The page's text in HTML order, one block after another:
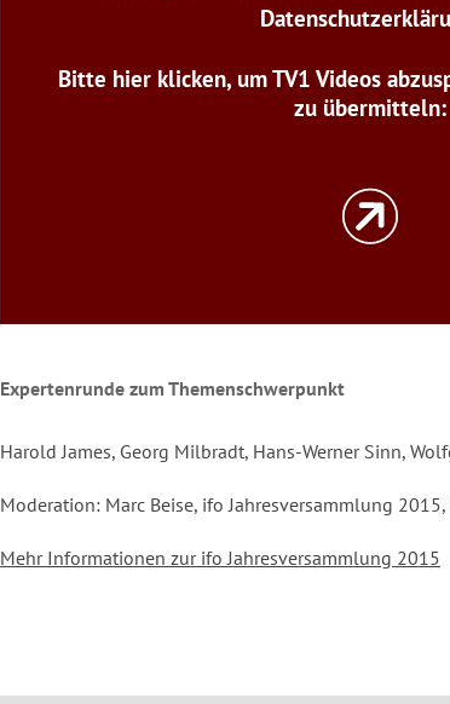
Bitte hier klicken, um TV1 Videos
zu übermitteln:
Expertenrunde zum Themenschwerpunkt
Harold James, Georg Milbradt, Hans-Werner Sinn,
Moderation: Marc Beise, ifo Jahresversammlung
Mehr Informationen zur ifo Jahresversammlung 2015